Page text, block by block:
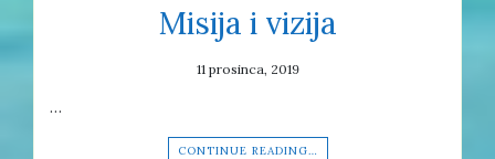
Misija i vizija
11 prosinca, 2019
…
CONTINUE READING…